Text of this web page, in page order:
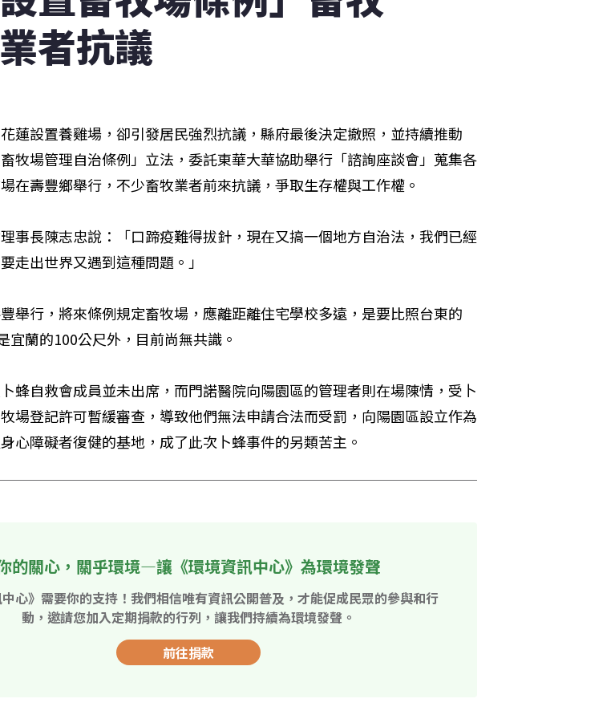
業者抗議
蓮設置養雞場，卻引發居民強烈抗議，縣府最後決定撤照，並持續推動
畜牧場管理自治條例」立法，委託東華大華協助舉行「諮詢座談會」蒐集各
在壽豐鄉舉行，不少畜牧業者前來抗議，爭取生存權與工作權。
事長陳志忠說：「口蹄疫難得拔針，現在又搞一個地方自治法，我們已經
走出世界又遇到這種問題。」
舉行，將來條例規定畜牧場，應離距離住宅學校多遠，是要比照台東的
宜蘭的100公尺外，目前尚無共識。
蜂自救會成員並未出席，而門諾醫院向陽園區的管理者則在場陳情，受卜
場登記許可暫緩審查，導致他們無法申請合法而受罰，向陽園區設立作為
心障礙者復健的基地，成了此次卜蜂事件的另類苦主。
的關心，關乎環境—讓《環境資訊中心》為環境發聲
中心》需要你的支持！我們相信唯有資訊公開普及，才能促成民眾的參與和行
動，邀請您加入定期捐款的行列，讓我們持續為環境發聲。
前往捐款